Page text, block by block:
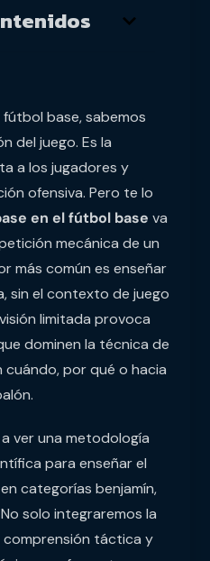
base, sabemos
del juego. Es la
a los jugadores y
ofensiva. Pero te lo
en el fútbol base va
mecánica de un
más común es enseñar
sin el contexto de juego
limitada provoca
dominen la técnica de
por qué o hacia
ver una metodología
para enseñar el
categorías benjamín,
solo integraremos la
comprensión táctica y